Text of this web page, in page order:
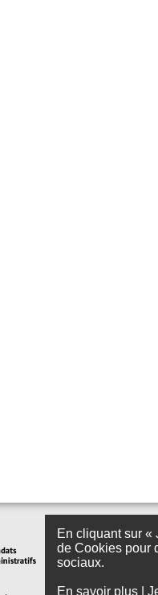
En cliquant sur «
de Cookies pour
sociaux.
En savoir plus